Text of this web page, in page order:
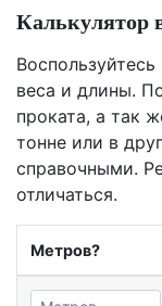
Калькулятор
веса и длины.
проката, а так
тонне или в
справочными.
отличаться.
Метров?